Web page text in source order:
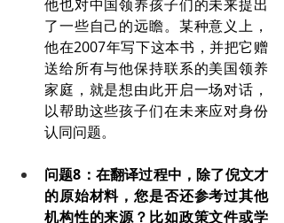
他也对中国领养孩子们的未来提出
了一些自己的远瞻。某种意义上，
他在2007年写下这本书，并把它赠
送给所有与他保持联系的美国领养
家庭，就是想由此开启一场对话，
以帮助这些孩子们在未来应对身份
认同问题。
问题8：在翻译过程中，除了倪文才
的原始材料，您是否还参考过其他
机构性的来源？比如政策文件或学